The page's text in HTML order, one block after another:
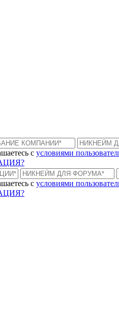
с условиями
с условиями